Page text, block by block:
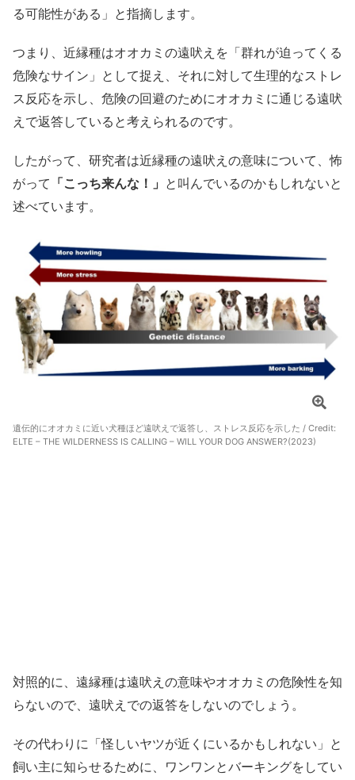
る可能性がある」と指摘します。
つまり、近縁種はオオカミの遠吠えを「群れが迫ってくる
危険なサイン」として捉え、それに対して生理的なストレ
ス反応を示し、危険の回避のためにオオカミに通じる遠吠
えで返答していると考えられるのです。
したがって、研究者は近縁種の遠吠えの意味について、怖
がって 「こっち来んな！」 と叫んでいるのかもしれないと
述べています。
遺伝的にオオカミに近い犬種ほど遠吠えで返答し、ストレス反応を示した / Credit:
ELTE – THE WILDERNESS IS CALLING – WILL YOUR DOG ANSWER?(2023)
対照的に、遠縁種は遠吠えの意味やオオカミの危険性を知
らないので、遠吠えでの返答をしないのでしょう。
その代わりに「怪しいヤツが近くにいるかもしれない」と
飼い主に知らせるために、ワンワンとバーキングをしてい